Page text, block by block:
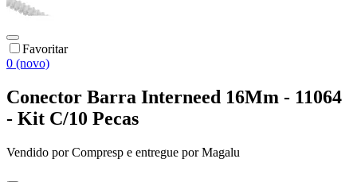
Favoritar
0 (novo)
Conector Barra Interneed 16Mm - 11064
- Kit C/10 Pecas
Vendido porCompresp e entregue por Magalu